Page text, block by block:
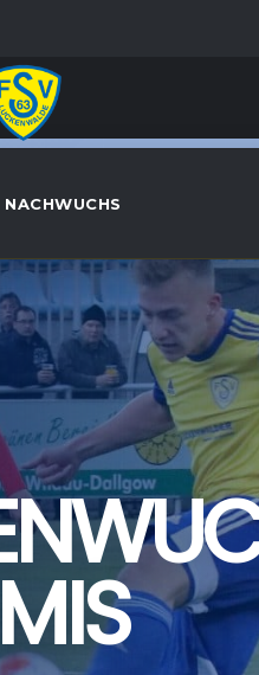
NACHWUCHS